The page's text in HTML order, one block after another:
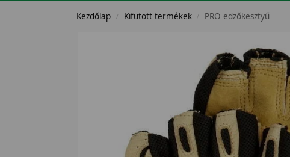
Kezdőlap / Kifutott termékek / PRO edzőkesztyű